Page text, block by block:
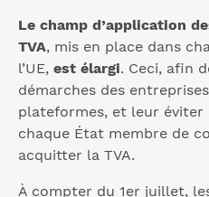
Le champ d’application
TVA, mis en place dans
l’UE, est élargi. Ceci, afin
démarches des
plateformes, et leur éviter
chaque État membre de
acquitter la TVA.
À compter du 1er juillet,